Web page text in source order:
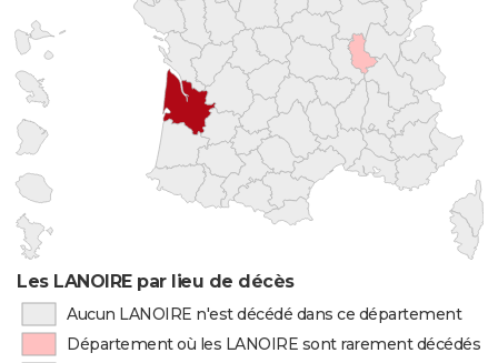
Les LANOIRE par lieu de décès
Aucun LANOIRE n'est décédé dans ce département
Département où les LANOIRE sont rarement décédés